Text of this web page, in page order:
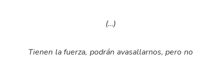
(…)
Tienen la fuerza, podrán avasallarnos, pero no